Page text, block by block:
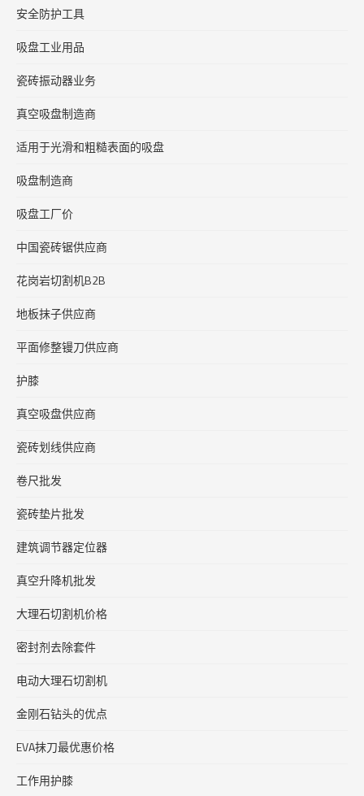
安全防护工具
吸盘工业用品
瓷砖振动器业务
真空吸盘制造商
适用于光滑和粗糙表面的吸盘
吸盘制造商
吸盘工厂价
中国瓷砖锯供应商
花岗岩切割机B2B
地板抹子供应商
平面修整镘刀供应商
护膝
真空吸盘供应商
瓷砖划线供应商
卷尺批发
瓷砖垫片批发
建筑调节器定位器
真空升降机批发
大理石切割机价格
密封剂去除套件
电动大理石切割机
金刚石钻头的优点
EVA抹刀最优惠价格
工作用护膝